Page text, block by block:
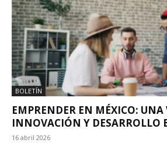
BOLETÍN
EMPRENDER EN MÉXICO: UNA
INNOVACIÓN Y DESARROLLO
16 abril 2026